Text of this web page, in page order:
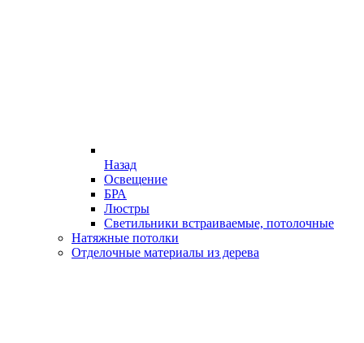
Назад
Освещение
БРА
Люстры
Светильники встраиваемые, потолочные
Натяжные потолки
Отделочные материалы из дерева